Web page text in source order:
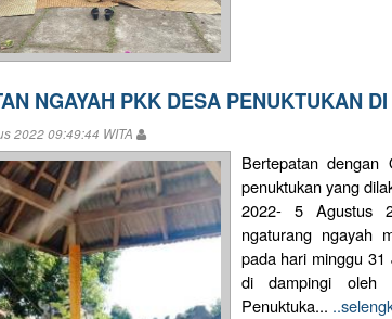
NGAYAH PKK DESA PENUKTUKAN
2022 09:49:44 WITA
Bertepatan
penuktukan yang
2022- 5 Agustus
ngaturang ngayah
pada hari minggu
di dampingi
Penuktuka...